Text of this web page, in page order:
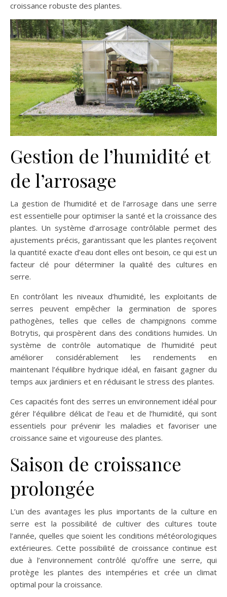
croissance robuste des plantes.
Gestion de l’humidité et
de l’arrosage
La gestion de l’humidité et de l’arrosage dans une serre
est essentielle pour optimiser la santé et la croissance des
plantes. Un système d’arrosage contrôlable permet des
ajustements précis, garantissant que les plantes reçoivent
la quantité exacte d’eau dont elles ont besoin, ce qui est un
facteur clé pour déterminer la qualité des cultures en
serre.
En contrôlant les niveaux d’humidité, les exploitants de
serres peuvent empêcher la germination de spores
pathogènes, telles que celles de champignons comme
Botrytis, qui prospèrent dans des conditions humides. Un
système de contrôle automatique de l’humidité peut
améliorer considérablement les rendements en
maintenant l’équilibre hydrique idéal, en faisant gagner du
temps aux jardiniers et en réduisant le stress des plantes.
Ces capacités font des serres un environnement idéal pour
gérer l’équilibre délicat de l’eau et de l’humidité, qui sont
essentiels pour prévenir les maladies et favoriser une
croissance saine et vigoureuse des plantes.
Saison de croissance
prolongée
L’un des avantages les plus importants de la culture en
serre est la possibilité de cultiver des cultures toute
l’année, quelles que soient les conditions météorologiques
extérieures. Cette possibilité de croissance continue est
due à l’environnement contrôlé qu’offre une serre, qui
protège les plantes des intempéries et crée un climat
optimal pour la croissance.